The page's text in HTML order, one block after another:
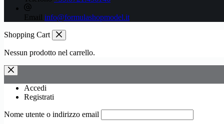
Email info@formulashopmodel.it
Shopping Cart
Nessun prodotto nel carrello.
Accedi
Registrati
Nome utente o indirizzo email